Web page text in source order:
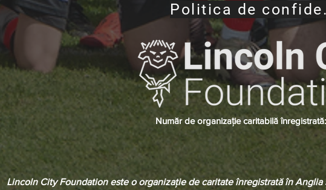
Număr de organizație caritabilă
Lincoln City Foundation este o organizație de caritate înregistrată în Anglia